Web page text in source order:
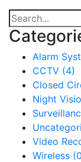
Alarm
CCTV (4)
Closed
Night
Video
Wireless